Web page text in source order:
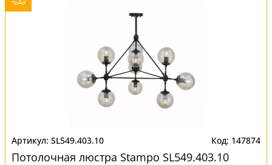
SL549.403.10 147874
Потолочная люстра Stampo SL549.403.10